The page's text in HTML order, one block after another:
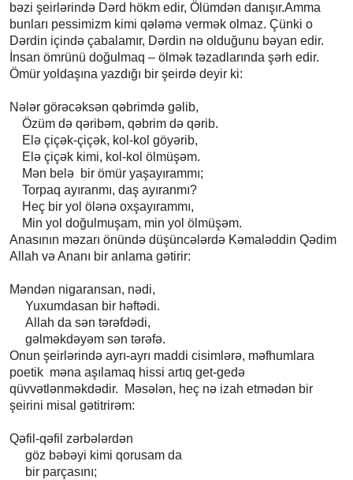
bəzi şeirlərində Dərd hökm edir, Ölümdən danışır.Amma
bunları pessimizm kimi qələmə vermək olmaz. Çünki o
Dərdin içində çabalamır, Dərdin nə olduğunu bəyan edir.
İnsan ömrünü doğulmaq – ölmək təzadlarında şərh edir.
Ömür yoldaşına yazdığı bir şeirdə deyir ki:
Nələr görəcəksən qəbrimdə gəlib,
Özüm də qəribəm, qəbrim də qərib.
Elə çiçək-çiçək, kol-kol göyərib,
Elə çiçək kimi, kol-kol ölmüşəm.
Mən belə bir ömür yaşayırammı;
Torpaq ayıranmı, daş ayıranmı?
Heç bir yol ölənə oxşayırammı,
Min yol doğulmuşam, min yol ölmüşəm.
Anasının məzarı önündə düşüncələrdə Kəmaləddin Qədim
Allah və Ananı bir anlama gətirir:
Məndən nigaransan, nədi,
Yuxumdasan bir həftədi.
Allah da sən tərəfdədi,
gəlməkdəyəm sən tərəfə.
Onun şeirlərində ayrı-ayrı maddi cisimlərə, məfhumlara
poetik məna aşılamaq hissi artıq get-gedə
qüvvətlənməkdədir. Məsələn, heç nə izah etmədən bir
şeirini misal gətitrirəm:
Qəfil-qəfil zərbələrdən
göz bəbəyi kimi qorusam da
bir parçasını;